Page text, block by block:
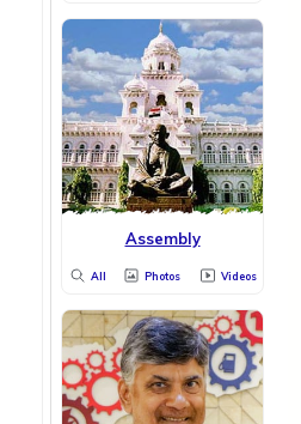
Assembly
All Photos Videos